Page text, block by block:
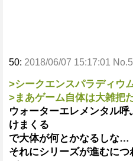
50: 2018/06/07 15:17:01
>シークエンスパラディウ
>まあゲーム自体は大雑把
ウォーターエレメンタル
けまくる
で大体が何とかなるしな…
それにシリーズが進むに